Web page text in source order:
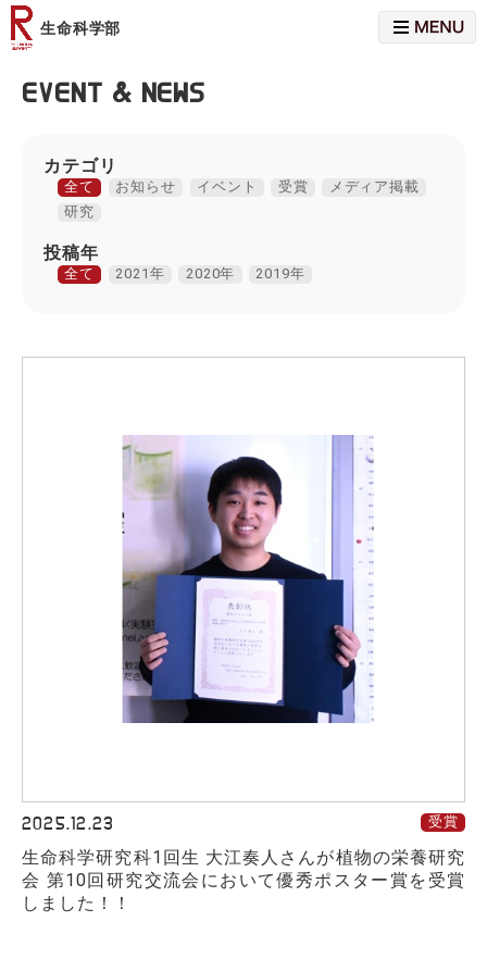
生命科学部
MENU
EVENT & NEWS
カテゴリ
全て お知らせ イベント 受賞
メディア掲載
研究
投稿年
全て 2021年 2020年 2019年
2025.12.23 受賞
生命科学研究科1回生 大江奏人さんが植物の栄養研究
会 第10回研究交流会において優秀ポスター賞を受賞
しました！！